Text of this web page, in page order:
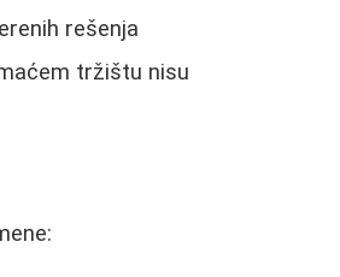
rešenja
tržištu nisu